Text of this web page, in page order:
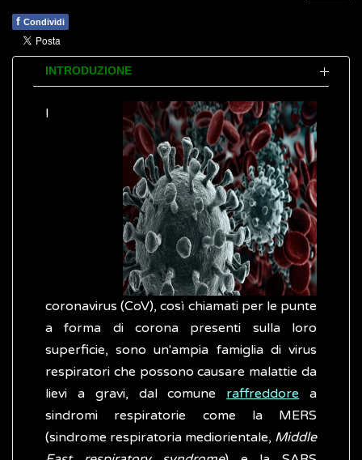
f Condividi
INTRODUZIONE
I
coronavirus (CoV), così chiamati per le punte
a forma di corona presenti sulla loro
superficie, sono un'ampia famiglia di virus
respiratori che possono causare malattie da
lievi a gravi, dal comune raffreddore a
sindromi respiratorie come la MERS
(sindrome respiratoria mediorientale, Middle